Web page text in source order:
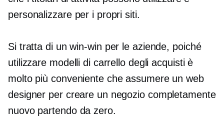
personalizzare per i propri siti.
Si tratta di unwin-win per le aziende, poiché
utilizzare modelli di carrello degli acquisti è
molto più conveniente che assumere un web
designer per creare un negozio completamente
nuovo partendo da zero.